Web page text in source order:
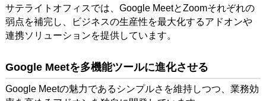
サテライトオフィスでは、Google MeetとZoomそれぞれの
弱点を補完し、ビジネスの生産性を最大化するアドオンや
連携ソリューションを提供しています。
Google Meetを多機能ツールに進化させる
Google Meetの魅力であるシンプルさを維持しつつ、業務効